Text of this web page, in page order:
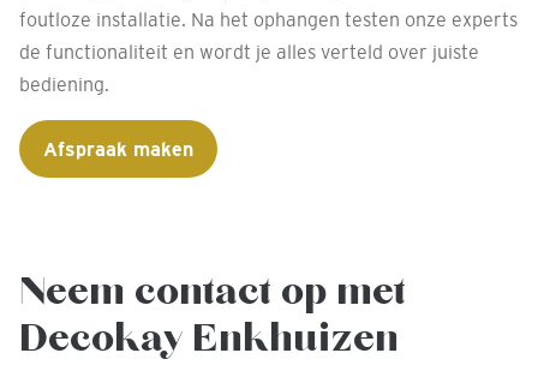
foutloze installatie. Na het ophangen testen onze experts
de functionaliteit en wordt je alles verteld over juiste
bediening.
Afspraak maken
Neem contact op met
Decokay Enkhuizen